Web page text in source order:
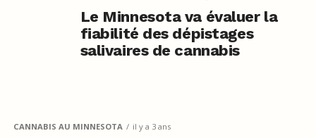
Le Minnesota va évaluer la
fiabilité des dépistages
salivaires de cannabis
CANNABIS AU MINNESOTA il y a 3 ans